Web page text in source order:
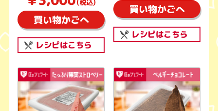
（税込）
買い物かごへ
レシピはこちら
買い物かごへ
レシピはこちら